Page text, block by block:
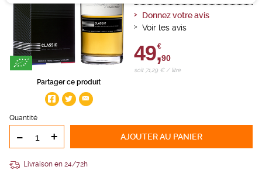
Partager ce produit
Donnez votre avis
Voir les avis
49,
€
90
soit 71,29 € / litre
Quantité
- + AJOUTERAU PANIER
Livraison en 24/72h